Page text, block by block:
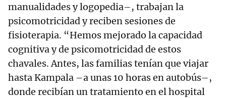
manualidades y logopedia–, trabajan la
psicomotricidad y reciben sesiones de
fisioterapia. “Hemos mejorado la capacidad
cognitiva y de psicomotricidad de estos
chavales. Antes, las familias tenían que viajar
hasta Kampala –a unas 10 horas en autobús–,
donde recibían un tratamiento en el hospital